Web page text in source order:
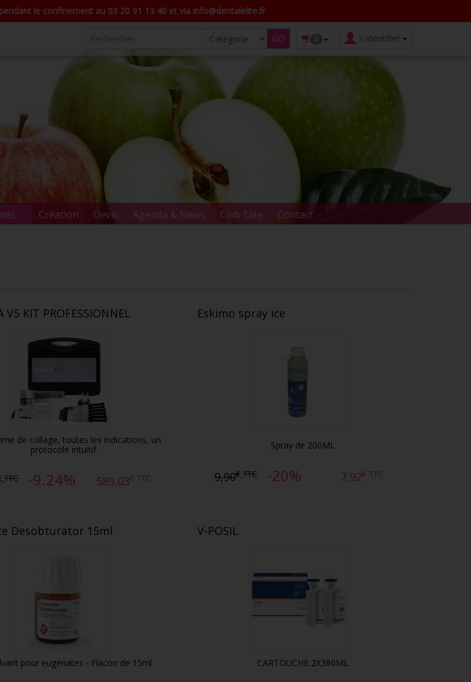
le confinement au 03 20 91 13 40 et via info@dentalelite.fr
S'identifier
Création Devis Agenda & News Club Elite Contact
V5 KIT PROFESSIONNEL
de collage, toutes les indications, un
protocole intuitif.
TTC -9.24% 589,03€ TTC
Eskimo spray ice
Spray de 200ML
9,90€ TTC -20% 7,92€ TTC
Desobturator 15ml
pour eugénates - Flacon de 15ml
V-POSIL
CARTOUCHE 2X380ML